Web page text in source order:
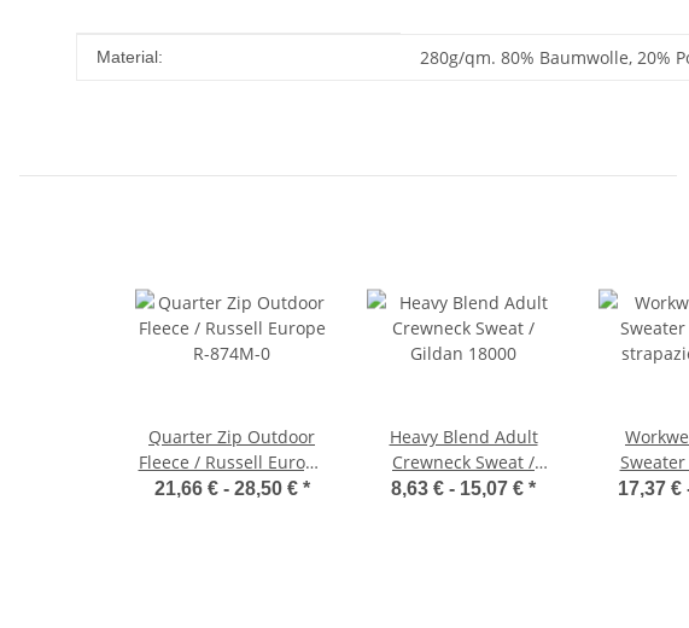
Produkteigenschaft
Wert
Material: 280g/qm. 80% Baumwolle, 20%
Quarter Zip Outdoor
Fleece / Russell Europe
R-874M-0
21,66 € - 28,50 € *
Heavy Blend Adult
Crewneck Sweat /
Gildan 18000
8,63 € - 15,07 € * 17,37 €